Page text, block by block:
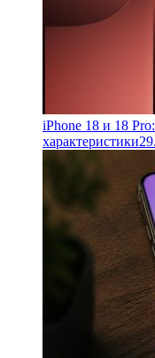
iPhone 18 и 18
характеристики